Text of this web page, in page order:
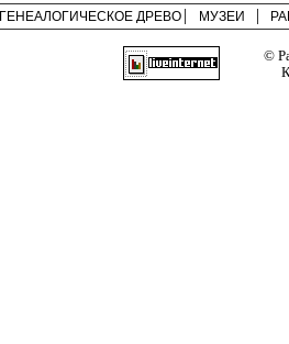
ГЕНЕАЛОГИЧЕСКОЕ ДРЕВО
МУЗЕИ
©